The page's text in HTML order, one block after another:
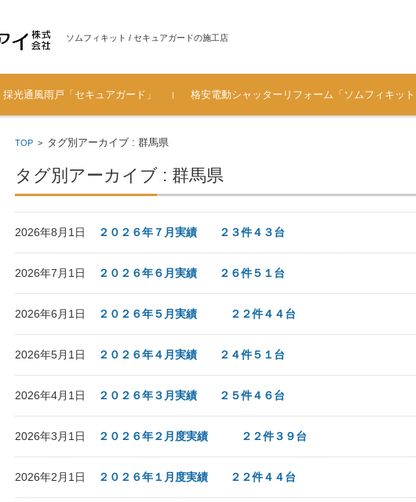
ソムフィキット / セキュアガードの施工店
採光通風雨戸「セキュアガード」
ード 光通風雨戸）
格安電動シャッターリフォーム「ソムフィキット
TOP > タグ別アーカイブ : 群馬県
タグ別アーカイブ : 群馬県
2026年8月1日 ２０２６年７月実績 ２３件４３台
2026年7月1日 ２０２６年６月実績 ２６件５１台
2026年6月1日 ２０２６年５月実績 ２２件４４台
2026年5月1日 ２０２６年４月実績 ２４件５１台
2026年4月1日 ２０２６年３月実績 ２５件４６台
2026年3月1日 ２０２６年２月度実績 ２２件３９台
2026年2月1日 ２０２６年１月度実績 ２２件４４台